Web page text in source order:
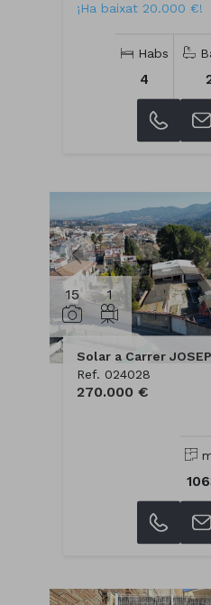
¡Ha baixat 20.000 €!
Habs
4
15 1
Solar a Carrer JOSEP
Ref. 024028
270.000 €